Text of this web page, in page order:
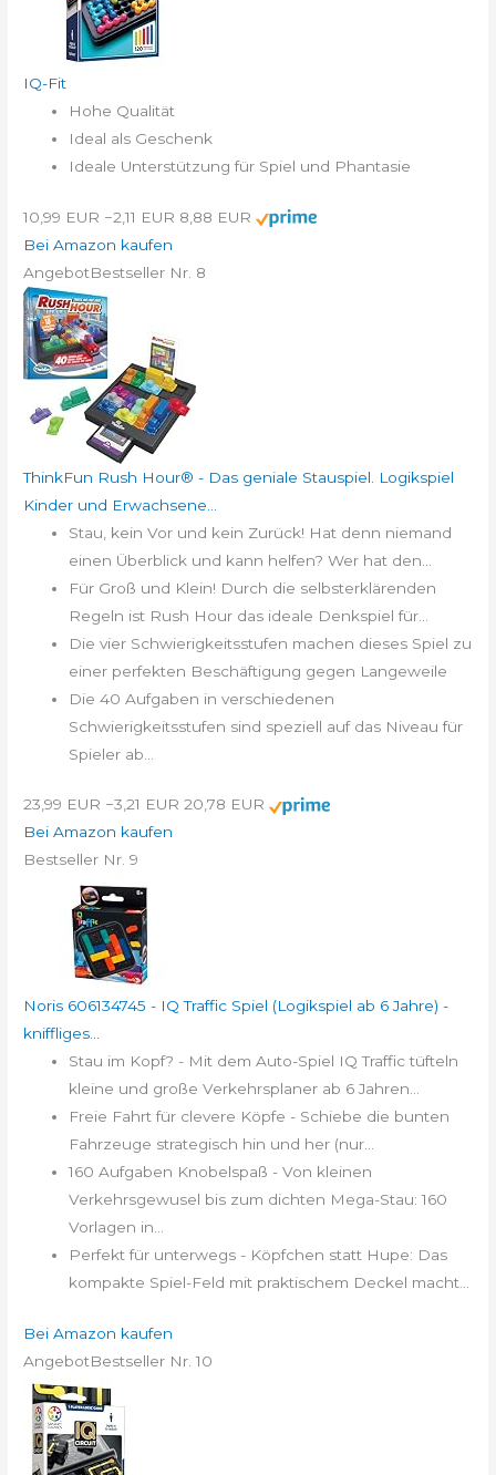
IQ-Fit
Hohe Qualität
Ideal als Geschenk
Ideale Unterstützung für Spiel und Phantasie
10,99 EUR −2,11 EUR 8,88 EUR
Bei Amazon kaufen
AngebotBestseller Nr. 8
ThinkFun Rush Hour® - Das geniale Stauspiel. Logikspiel
Kinder und Erwachsene...
Stau, kein Vor und kein Zurück! Hat denn niemand
einen Überblick und kann helfen? Wer hat den...
Für Groß und Klein! Durch die selbsterklärenden
Regeln ist Rush Hour das ideale Denkspiel für...
Die vier Schwierigkeitsstufen machen dieses Spiel zu
einer perfekten Beschäftigung gegen Langeweile
Die 40 Aufgaben in verschiedenen
Schwierigkeitsstufen sind speziell auf das Niveau für
Spieler ab...
23,99 EUR −3,21 EUR 20,78 EUR
Bei Amazon kaufen
Bestseller Nr. 9
Noris 606134745 - IQ Traffic Spiel (Logikspiel ab 6 Jahre) -
kniffliges...
Stau im Kopf? - Mit dem Auto-Spiel IQ Traffic tüfteln
kleine und große Verkehrsplaner ab 6 Jahren...
Freie Fahrt für clevere Köpfe - Schiebe die bunten
Fahrzeuge strategisch hin und her (nur...
160 Aufgaben Knobelspaß - Von kleinen
Verkehrsgewusel bis zum dichten Mega-Stau: 160
Vorlagen in...
Perfekt für unterwegs - Köpfchen statt Hupe: Das
kompakte Spiel-Feld mit praktischem Deckel macht...
Bei Amazon kaufen
AngebotBestseller Nr. 10